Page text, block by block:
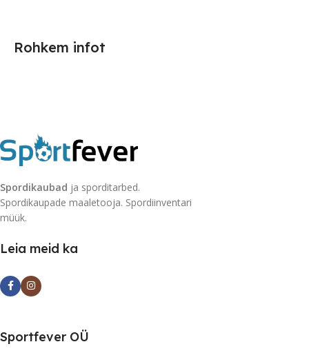
Rohkem infot
Spordikaubad ja sporditarbed.
Spordikaupade maaletooja. Spordiinventari
müük.
Leia meid ka
Sportfever OÜ